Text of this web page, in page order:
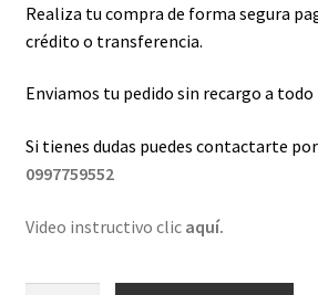
Realiza tu compra de forma segura
crédito o transferencia.
Enviamos tu pedido sin recargo a todo
Si tienes dudas puedes contactarte
0997759552
Video instructivo clic aquí.